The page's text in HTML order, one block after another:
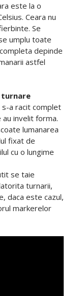
este la o
Ceara nu
Se
umplu toate
depinde
astfel
turnare
s-a racit complet
invelit forma.
lumanarea
fixat de
cu o lungime
se taie
turnarii,
daca este cazul,
markerelor